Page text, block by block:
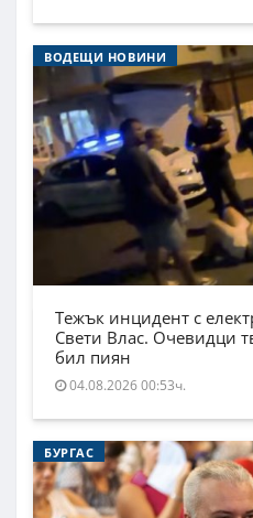
ВОДЕЩИ НОВИНИ
Тежък инцидент с
Свети Влас. Очевидци
бил пиян
04.08.2026 00:53ч.
БУРГАС